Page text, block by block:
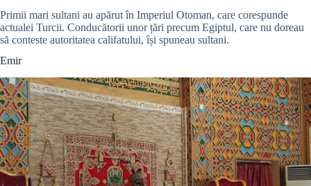
Primii mari sultani au apărut în Imperiul Otoman, care corespunde
actualei Turcii. Conducătorii unor țări precum Egiptul, care nu doreau
să conteste autoritatea califatului, își spuneau sultani.
Emir